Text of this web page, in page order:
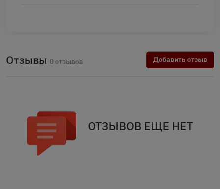
Отзывы 0 отзывов Добавить отзыв
ОТЗЫВОВ ЕЩЕ НЕТ